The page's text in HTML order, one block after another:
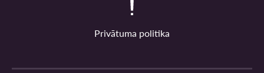
Privātuma politika